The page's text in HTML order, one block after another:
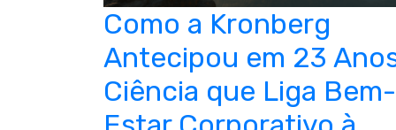
Como a Kronberg
Antecipou em 23
Ciência que Liga Bem-